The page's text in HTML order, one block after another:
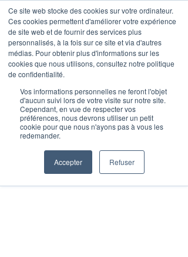
Ce site web stocke des cookies sur votre ordinateur.
Ces cookies permettent d'améliorer votre expérience
de site web et de fournir des services plus
personnalisés, à la fois sur ce site et via d'autres
médias. Pour obtenir plus d'informations sur les
cookies que nous utilisons, consultez notre politique
de confidentialité.
Vos informations personnelles ne feront l'objet
d'aucun suivi lors de votre visite sur notre site.
Cependant, en vue de respecter vos
préférences, nous devrons utiliser un petit
cookie pour que nous n'ayons pas à vous les
redemander.
Accepter Refuser
Post
Insurtech 2024 - France :
Bilan
Malak Lebbar
1 min de lecture
Bilan sectoriel | 9 pages | Français |
Décembre 2024 | Téléchargement